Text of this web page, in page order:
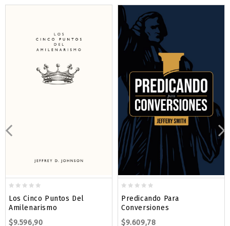
out
of
5
Los Cinco Puntos Del
Amilenarismo
$9.596,90
out
of
5
Predicando Para
Conversiones
$9.609,78